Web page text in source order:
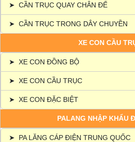
➤ CẦN TRỤC QUAY CHÂN ĐẾ
➤ CẦN TRỤC TRONG DÂY CHUYỀN
XE CON CẦU
➤ XE CON ĐỒNG BỘ
➤ XE CON CẦU TRỤC
➤ XE CON ĐẶC BIỆT
PALANG NHẬP KHẨU
➤ PA LĂNG CÁP ĐIỆN TRUNG QUỐC